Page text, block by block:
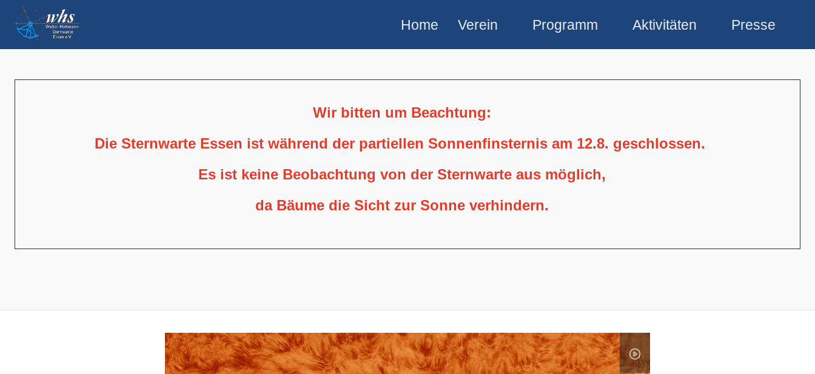
Home Verein Programm Aktivitäten Presse
Wir bitten um Beachtung:
Die Sternwarte Essen ist während der partiellen Sonnenfinsternis am 12.8. geschlossen.
Es ist keine Beobachtung von der Sternwarte aus möglich,
da Bäume die Sicht zur Sonne verhindern.